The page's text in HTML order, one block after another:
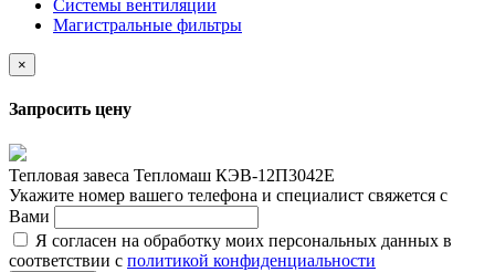
Системы вентиляции
Магистральные фильтры
×
Запросить цену
Тепловая завеса Тепломаш КЭВ-12П3042Е
Укажите номер вашего телефона и специалист свяжется с
Вами
Я согласен на обработку моих персональных данных в
соответствии с политикой конфиденциальности